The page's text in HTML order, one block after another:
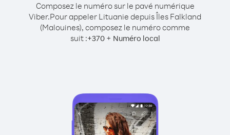
Composez le numéro sur le pavé numérique
Viber.Pour appeler Lituanie depuis Îles Falkland
(Malouines), composez le numéro comme
suit :+370+ Numéro local